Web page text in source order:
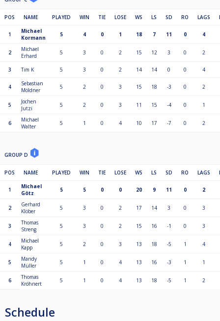
POS NAME PLAYED WIN TIE LOSE WS LS SD RO LAGS
1
Michael
Kormann
5 4 0 1 18 7 11 0 4
2
Michael
Erhard
5 3 0 2 15 12 3 0 2
3 Tim K 5 3 0 2 14 14 0 0 4
4
Sebastian
Möldner
5 2 0 3 15 18 -3 0 2
5
Jochen
Jutzi
5 2 0 3 11 15 -4 0 1
6
Michael
Walter
5 1 0 4 10 17 -7 0 2
GROUP D
POS NAME PLAYED WIN TIE LOSE WS LS SD RO LAGS
1
Michael
Götz
5 5 0 0 20 9 11 0 2
2
Gerhard
Klöber
5 3 0 2 17 14 3 0 3
3
Thomas
Streng
5 3 0 2 15 16 -1 0 3
4
Michael
Kapp
5 2 0 3 13 18 -5 1 4
5
Mandy
Müller
5 1 0 4 13 16 -3 1 1
6
Thomas
Kröhnert
5 1 0 4 13 18 -5 1 2
Schedule